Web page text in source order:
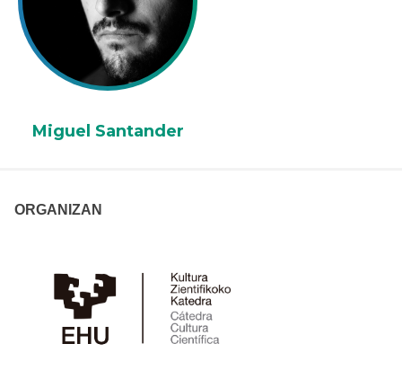
Miguel Santander
ORGANIZAN